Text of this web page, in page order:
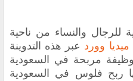
والنساء من ناحية
ميديا وورد عبر هذه التدوينة
مربحة في السعودية
خلالها ربح فلوس في السعودية